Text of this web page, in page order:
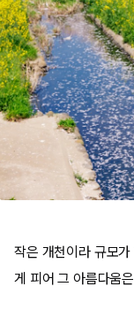
작은 개천이라 규모
게 피어 그 아름다움